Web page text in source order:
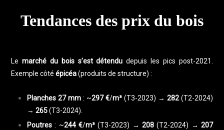
Tendances des prix du bois
Le marché du bois s’est détendu depuis les pics post-2021.
Exemple côté épicéa(produits de structure) :
Planches 27 mm : ~297 €/m³ (T3-2023) → 282(T2-2024)
→ 265(T3-2024).
Poutres : ~244 €/m³ (T3-2023) →208 (T2-2024) →207